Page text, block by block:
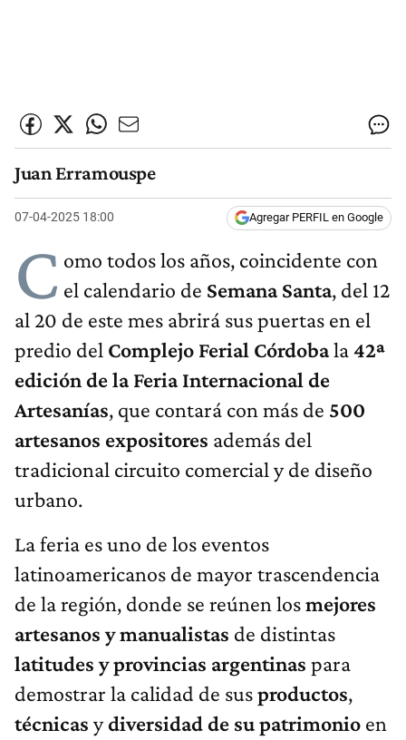
Juan Erramouspe
07-04-2025 18:00 Agregar PERFIL en Google
C omo todos los años, coincidente con
el calendario de Semana Santa, del 12
al 20 de este mes abrirá sus puertas en el
predio del Complejo Ferial Córdobala42ª
edición de la Feria Internacional de
Artesanías, que contará con más de 500
artesanos expositores además del
tradicional circuito comercial y de diseño
urbano.
La feria es uno de los eventos
latinoamericanos de mayor trascendencia
de la región, donde se reúnen losmejores
artesanos y manualistas de distintas
latitudes y provincias argentinas para
demostrar la calidad de susproductos,
técnicas ydiversidad de su patrimonio en